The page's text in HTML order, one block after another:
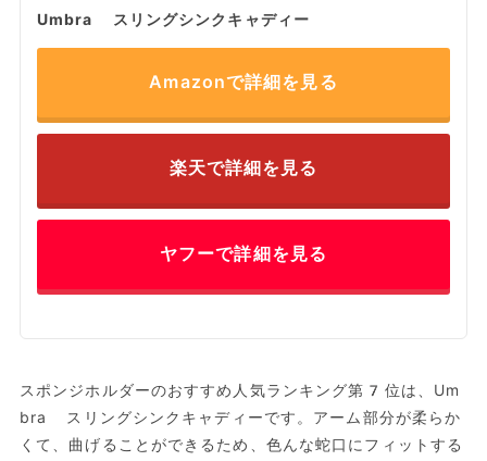
Umbra スリングシンクキャディー
Amazonで詳細を見る
楽天で詳細を見る
ヤフーで詳細を見る
スポンジホルダーのおすすめ人気ランキング第7位は、Um
bra スリングシンクキャディーです。アーム部分が柔らか
くて、曲げることができるため、色んな蛇口にフィットする